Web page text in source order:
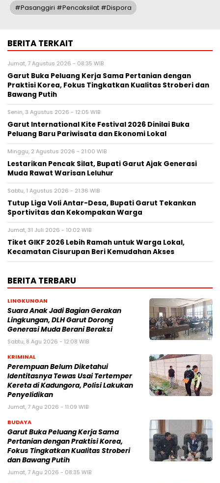
#Pasanggiri #Pencaksilat #dispora
BERITA TERKAIT
Jumat, 7 Agustus 2026 - 08:35 WIB
Garut Buka Peluang Kerja Sama Pertanian dengan
Praktisi Korea, Fokus Tingkatkan Kualitas Stroberi dan
Bawang Putih
Senin, 3 Agustus 2026 - 12:05 WIB
Garut International Kite Festival 2026 Dinilai Buka
Peluang Baru Pariwisata dan Ekonomi Lokal
Minggu, 2 Agustus 2026 - 21:00 WIB
Lestarikan Pencak Silat, Bupati Garut Ajak Generasi
Muda Rawat Warisan Leluhur
Sabtu, 1 Agustus 2026 - 21:36 WIB
Tutup Liga Voli Antar-Desa, Bupati Garut Tekankan
Sportivitas dan Kekompakan Warga
Jumat, 31 Juli 2026 - 10:02 WIB
Tiket GIKF 2026 Lebih Ramah untuk Warga Lokal,
Kecamatan Cisurupan Beri Kemudahan Akses
BERITA TERBARU
LINGKUNGAN
Suara Anak Jadi Bagian Gerakan
Lingkungan, DLH Garut Dorong
Generasi Muda Berani Beraksi
Sabtu, 8 Agu 2026 - 12:08 WIB
KRIMINAL
Perempuan Belum Diketahui
Identitasnya Tewas Usai Tertemper
Kereta di Kadungora, Polisi Lakukan
Penyelidikan
Jumat, 7 Agu 2026 - 11:09 WIB
BUDAYA
Garut Buka Peluang Kerja Sama
Pertanian dengan Praktisi Korea,
Fokus Tingkatkan Kualitas Stroberi
dan Bawang Putih
Jumat, 7 Agu 2026 - 08:35 WIB